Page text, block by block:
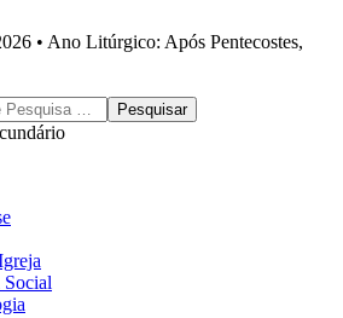
• Ano Litúrgico: Após Pentecostes,